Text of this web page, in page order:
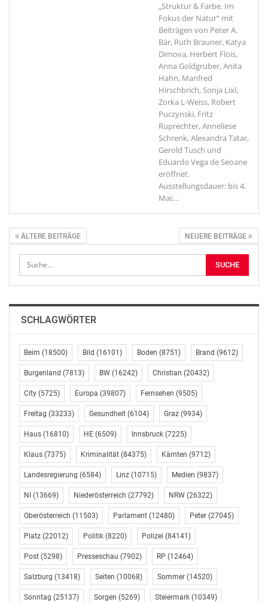
„Struktur & Farbe. Im
Fokus der Natur“ mit
Beiträgen von Peter A.
Bär, Ruth Brauner, Katya
Dimova, Herbert Flois,
Anna Goldgruber, Anita
Hahn, Manfred
Hirschbrich, Sonja Lixl,
Zorka L-Weiss, Robert
Puczynski, Fritz
Ruprechter, Anneliese
Schrenk, Alexandra Tatar,
Gerold Tusch und
Eduardo Vega de Seoane
eröffnet.
Ausstellungsdauer: bis 4.
Mai;…
ÄLTERE BEITRÄGE NEUERE BEITRÄGE
SCHLAGWÖRTER
Beim (18500) Bild (16101) Boden (8751) Brand (9612)
Burgenland (7813) BW (16242) Christian (20432)
City (5725) Europa (39807) Fernsehen (9505)
Freitag (33233) Gesundheit (6104) Graz (9934)
Haus (16810) HE (6509) Innsbruck (7225)
Klaus (7375) Kriminalität (84375) Kärnten (9712)
Landesregierung (6584) Linz (10715) Medien (9837)
NI (13669) Niederösterreich (27792) NRW (26322)
Oberösterreich (11503) Parlament (12480) Peter (27045)
Platz (22012) Politik (8220) Polizei (84141)
Post (5298) Presseschau (7902) RP (12464)
Salzburg (13418) Seiten (10068) Sommer (14520)
Sonntag (25137) Sorgen (5269) Steiermark (10349)